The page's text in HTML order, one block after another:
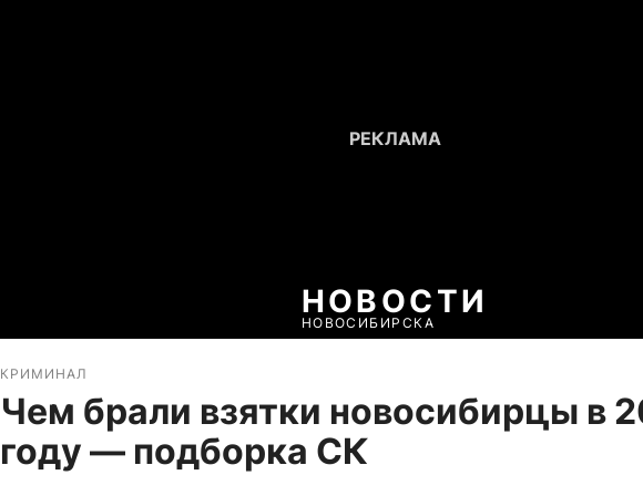
НОВОСТИ
НОВОСИБИРСКА
КРИМИНАЛ
Чем брали взятки новосибирцы в
году — подборка СК